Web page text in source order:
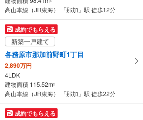
高山本線（JR東海） 「那加」駅 徒歩12分
成約でもらえる
新築一戸建て
各務原市那加前野町1丁目
2,890万円
4LDK
建物面積 115.52m2
高山本線（JR東海） 「那加」駅 徒歩22分
成約でもらえる